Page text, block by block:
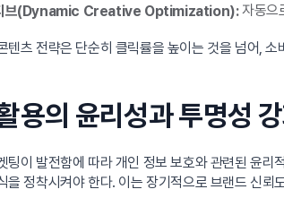
티브(Dynamic Creative Optimization):자동으
텐츠 전략은 단순히 클릭률을 높이는 것을 넘어,
용의 윤리성과 투명성
팅이 발전함에 따라 개인 정보 보호와 관련된 윤
을 정착시켜야 한다. 이는 장기적으로 브랜드 신